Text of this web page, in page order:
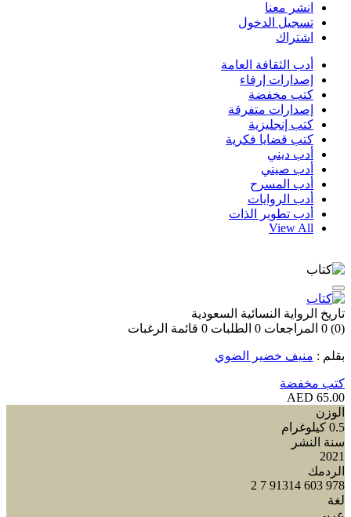
انشر معنا
تسجيل الدخول
اشتراك
أدب الثقافة العامة
إصدارات إرفاء
كتب مخفضة
إصدارات متفرقة
كتب إنجليزية
كتب قضايا فكرية
أدب ديني
أدب صيني
أدب المسرح
أدب الروايات
أدب تطوير الذات
View All
تاريخ الرواية النسائية السعودية
(0)
0 المراجعات 0 الطلبات 0 قائمة الرغبات
بقلم : منيف خضير الضوي
كتب مخفضة
65.00 AED
الوزن
0.5 كيلوغرام
سنة النشر
2021
الردمك
978 603 91314 7 2
لغة